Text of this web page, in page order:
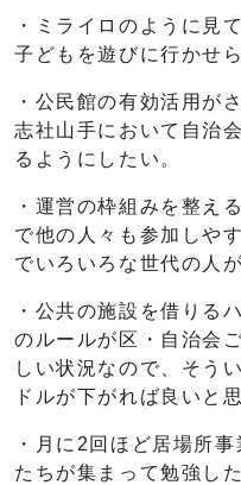
・ミライロのように見
子どもを遊びに行かせら
・公民館の有効活用が
志社山手において自治
るようにしたい。
・運営の枠組みを整え
で他の人々も参加しや
でいろいろな世代の人
・公共の施設を借りる
のルールが区・自治会
しい状況なので、そう
ドルが下がれば良いと思
・月に2回ほど居場所
たちが集まって勉強し